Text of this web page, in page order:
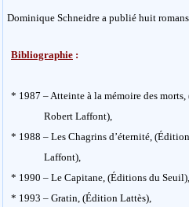
Dominique Schneidre a publié huit romans
Bibliographie :
* 1987 – Atteinte à la mémoire des
Robert Laffont),
* 1988 – Les Chagrins d’éternité,
Laffont),
* 1990 – Le Capitane, (Éditions du Seuil),
* 1993 – Gratin, (Édition Lattès),